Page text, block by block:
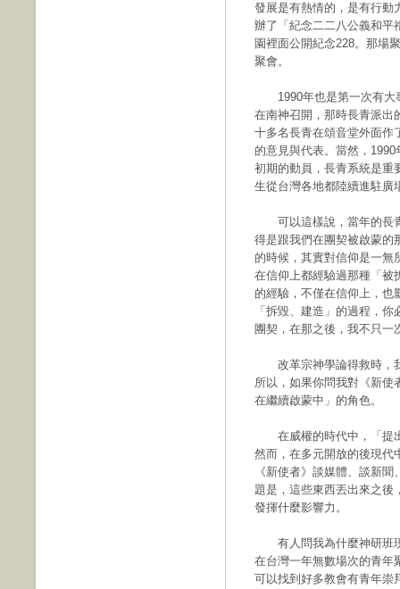
發展是有熱情的，是有行動
辦了「紀念二二八公義和平
園裡面公開紀念228。那場
聚會。
1990年也是第一次有大
在南神召開，那時長青派出
十多名長青在頌音堂外面作
的意見與代表。當然，
初期的動員，長青系統是重
生從台灣各地都陸續進駐廣
可以這樣說，當年的長青
得是跟我們在團契被啟蒙的
的時候，其實對信仰是一無
在信仰上都經驗過那種「被
的經驗，不僅在信仰上，也
「拆毀、建造」的過程，
團契，在那之後，我不只
改革宗神學論得救時，我
所以，如果你問我對《新使
在繼續啟蒙中」的角色。
在威權的時代中，「提出
然而，在多元開放的後現代
《新使者》談媒體、談新
題是，這些東西丟出來之後
發揮什麼影響力。
有人問我為什麼神研班現
在台灣一年無數場次的青年
可以找到好多教會有青年崇